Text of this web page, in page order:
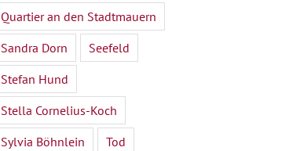
Quartier an den Stadtmauern
Sandra Dorn
Seefeld
Stefan Hund
Stella Cornelius-Koch
Sylvia Böhnlein
Tod